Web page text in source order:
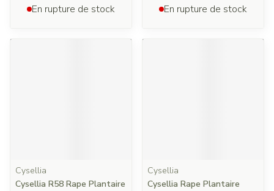
En rupture de stock En rupture de stock
Cysellia
Cysellia R58 Rape Plantaire
Cysellia
Cysellia Rape Plantaire